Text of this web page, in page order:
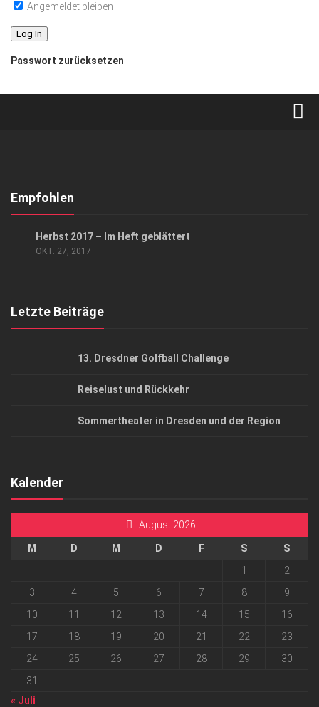
Angemeldet bleiben
Passwort zurücksetzen
Kontakt, Impressum
Empfohlen
Herbst 2017 – Im Heft geblättert
OKT. 27, 2017
Letzte Beiträge
13. Dresdner Golfball Challenge
Reiselust und Rückkehr
Sommertheater in Dresden und der Region
Kalender
August 2026
M D M D F S
S
1
2
3
4 5 6 7 8
9
10
11 12 13 14 15
16
17
18 19 20 21 22
23
24
25 26 27 28 29
30
31
« Juli